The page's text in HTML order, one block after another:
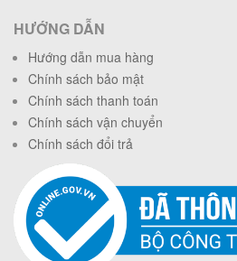
HƯỚNG DẪN
Hướng dẫn mua hàng
Chính sách bảo mật
Chính sách thanh toán
Chính sách vận chuyển
Chính sách đổi trả